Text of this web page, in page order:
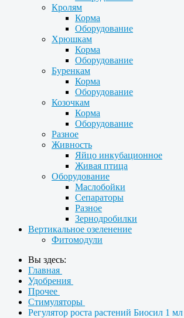
Кролям
Корма
Оборудование
Хрюшкам
Корма
Оборудование
Буренкам
Корма
Оборудование
Козочкам
Корма
Оборудование
Разное
Живность
Яйцо инкубационное
Живая птица
Оборудование
Маслобойки
Сепараторы
Разное
Зернодробилки
Вертикальное озеленение
Фитомодули
Вы здесь:
Главная
Удобрения
Прочее
Стимуляторы
Регулятор роста растений Биосил 1 мл